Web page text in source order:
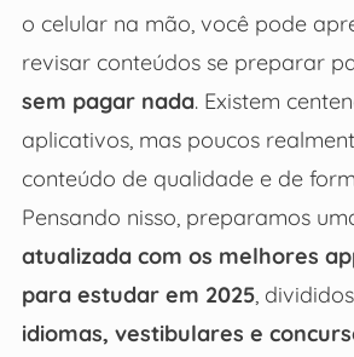
o celular na mão, você pode
revisar conteúdos se preparar
sem pagar nada. Existem
aplicativos, mas poucos
conteúdo de qualidade e de
Pensando nisso, preparamos
atualizada com os melhores
para estudar em 2025,
idiomas, vestibulares e